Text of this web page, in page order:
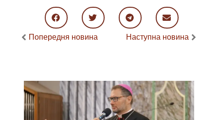
Попередня новина Наступна новина